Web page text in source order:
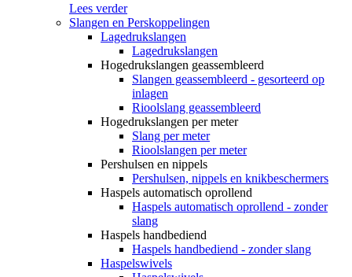
Lees verder
Slangen en Perskoppelingen
Lagedrukslangen
Lagedrukslangen
Hogedrukslangen geassembleerd
Slangen geassembleerd - gesorteerd op
inlagen
Rioolslang geassembleerd
Hogedrukslangen per meter
Slang per meter
Rioolslangen per meter
Pershulsen en nippels
Pershulsen, nippels en knikbeschermers
Haspels automatisch oprollend
Haspels automatisch oprollend - zonder
slang
Haspels handbediend
Haspels handbediend - zonder slang
Haspelswivels